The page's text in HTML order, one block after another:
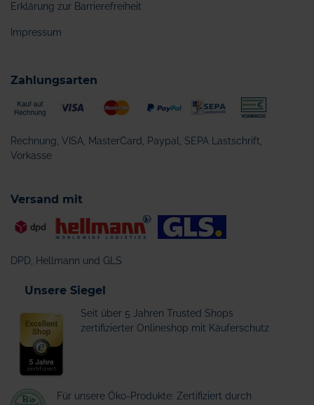
Erklärung zur Barrierefreiheit
Impressum
Zahlungsarten
Rechnung, VISA, MasterCard, Paypal, SEPA Lastschrift,
Vorkasse
Versand mit
DPD, Hellmann und GLS
Unsere Siegel
Seit über 5 Jahren Trusted Shops
zertifizierter Onlineshop mit Käuferschutz
Für unsere Öko-Produkte: Zertifiziert durch